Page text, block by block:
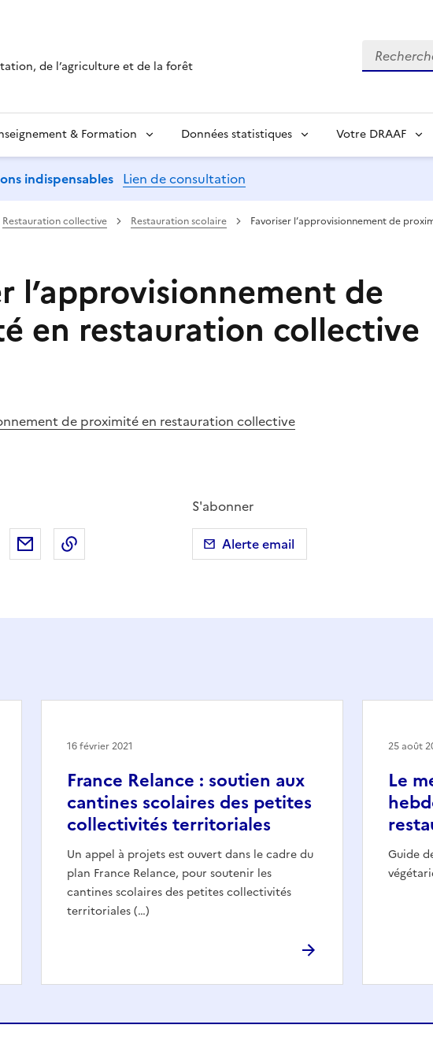
de l’agriculture et de la forêt
Recherche
& Formation Données statistiques Votre DRAAF
indispensables Lien de consultation
Restauration collective Restauration scolaire Favoriser l’approvisionnement de
l’approvisionnement de
en restauration collective
de proximité en restauration collective
sur X (anciennement Twitter)
Partager sur LinkedIn
Partager par emailCopier dans le presse-papier
S'abonner
Alerte email
France Relance : soutien aux
cantines scolaires des petites
collectivités territoriales
Un appel à projets est ouvert dans le cadre du
plan France Relance, pour soutenir les
cantines scolaires des petites collectivités
territoriales (…)
16 février 2021
Le
Guide
25 août